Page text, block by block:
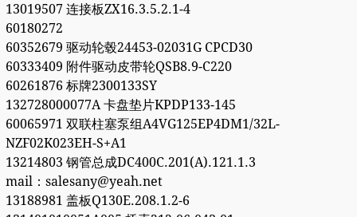
13019507 连接板ZX16.3.5.2.1-4
60180272
60352679 驱动轮毂24453-02031G CPCD30
60333409 附件驱动皮带轮QSB8.9-C220
60261876 标牌2300133SY
132728000077A 卡盘垫片KPDP133-145
60065971 双联柱塞泵组A4VG125EP4DM1/32L-
NZF02K023EH-S+A1
13214803 钢管总成DC400C.201(A).121.1.3
mail：salesany@yeah.net
13188981 盖板Q130E.208.1.2-6